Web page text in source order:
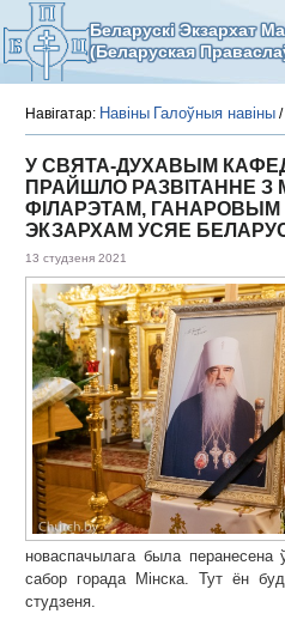
Беларускі Экзархат
(Беларуская
Навігатар: Навіны Галоўныя навіны /
У СВЯТА-ДУХАВЫМ
ПРАЙШЛО РАЗВІТАННЕ З
ФІЛАРЭТАМ,
ЭКЗАРХАМ УСЯЕ
13 студзеня 2021
новаспачылага была
сабор горада Мінска. Тут ён
студзеня.